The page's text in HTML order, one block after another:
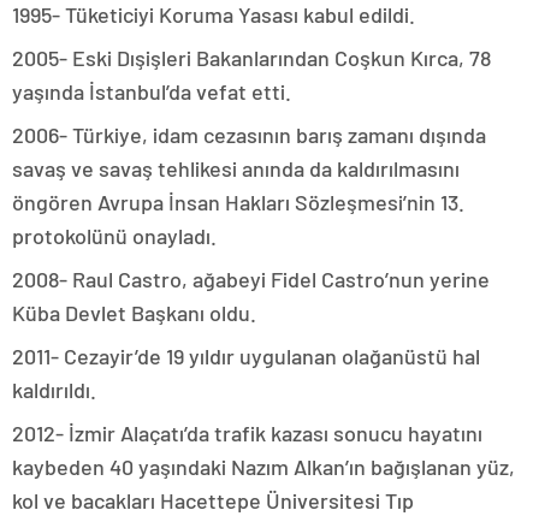
1995- Tüketiciyi Koruma Yasası kabul edildi.
2005- Eski Dışişleri Bakanlarından Coşkun Kırca, 78
yaşında İstanbul’da vefat etti.
2006- Türkiye, idam cezasının barış zamanı dışında
savaş ve savaş tehlikesi anında da kaldırılmasını
öngören Avrupa İnsan Hakları Sözleşmesi’nin 13.
protokolünü onayladı.
2008- Raul Castro, ağabeyi Fidel Castro’nun yerine
Küba Devlet Başkanı oldu.
2011- Cezayir’de 19 yıldır uygulanan olağanüstü hal
kaldırıldı.
2012- İzmir Alaçatı’da trafik kazası sonucu hayatını
kaybeden 40 yaşındaki Nazım Alkan’ın bağışlanan yüz,
kol ve bacakları Hacettepe Üniversitesi Tıp